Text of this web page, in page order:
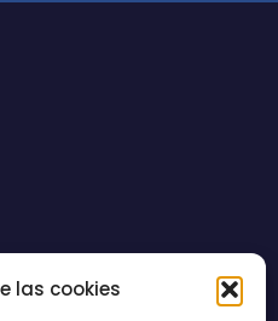
las cookies